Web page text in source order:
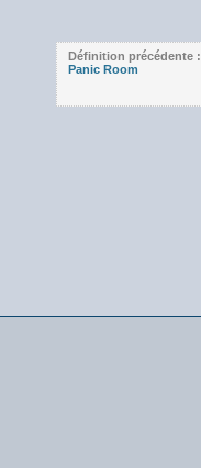
Définition précédente :
Panic Room